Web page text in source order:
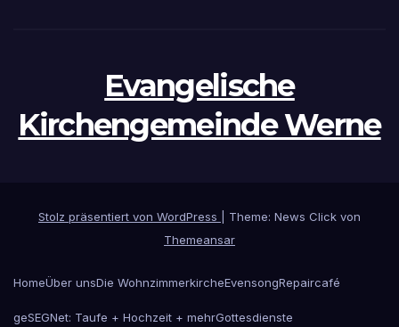
Evangelische
Kirchengemeinde Werne
Stolz präsentiert von WordPress
Theme: News Click von
Themeansar
HomeÜber unsDie WohnzimmerkircheEvensongRepaircafé
geSEGNet: Taufe + Hochzeit + mehrGottesdienste